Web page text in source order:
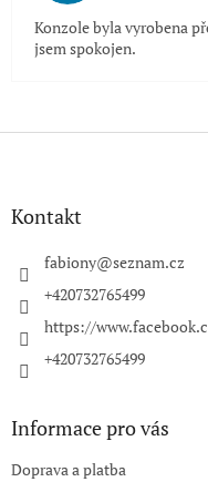
Konzole byla vyrobena
jsem spokojen.
Z
Kontakt
fabiony@seznam.cz
+420732765499
https://
+420732765499
Informace pro vás
Doprava a platba